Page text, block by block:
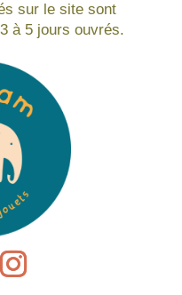
sur le site sont
à 5 jours ouvrés.